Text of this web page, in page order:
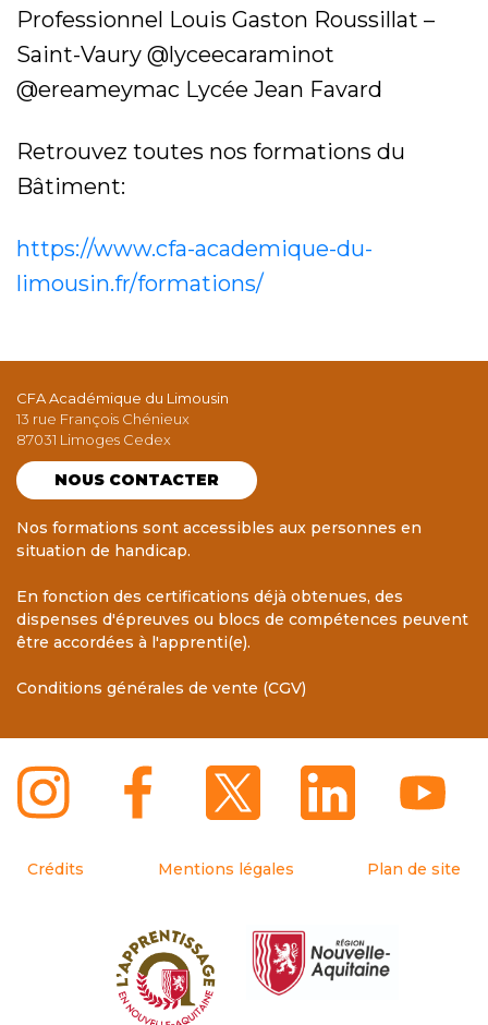
Professionnel Louis Gaston Roussillat –
Saint-Vaury @lyceecaraminot
@ereameymac Lycée Jean Favard
Retrouvez toutes nos formations du
Bâtiment:
https://www.cfa-academique-du-
limousin.fr/formations/
CFA Académique du Limousin
13 rue François Chénieux
87031 Limoges Cedex
NOUS CONTACTER
Nos formations sont accessibles aux personnes en
situation de handicap.
En fonction des certifications déjà obtenues, des
dispenses d'épreuves ou blocs de compétences peuvent
être accordées à l'apprenti(e).
Conditions générales de vente (CGV)
Crédits Mentions légales Plan de site